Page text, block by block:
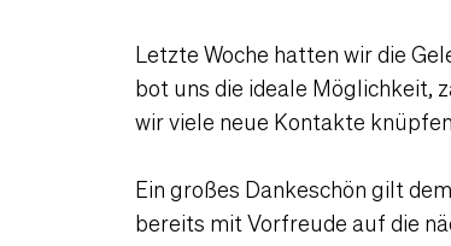
Letzte Woche hatten wir die
bot uns die ideale Möglichkeit,
wir viele neue Kontakte
Ein großes Dankeschön gilt
bereits mit Vorfreude auf die